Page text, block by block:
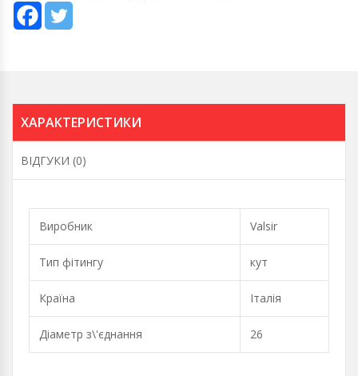
ХАРАКТЕРИСТИКИ
ВІДГУКИ (0)
Виробник Valsir
Тип фітингу кут
Країна Італія
Діаметр з\'єднання 26